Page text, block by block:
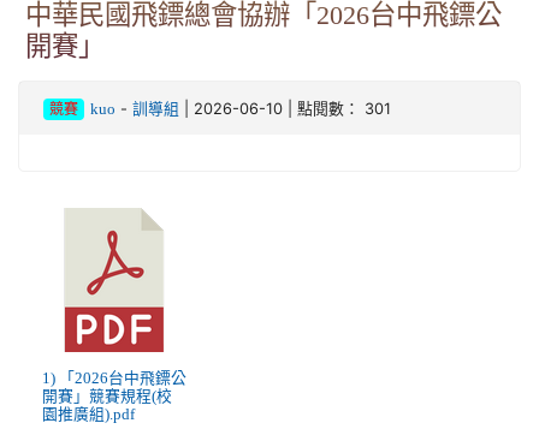
中華民國飛鏢總會協辦「2026台中飛鏢公
開賽」
競賽 kuo - 訓導組 | 2026-06-10 | 點閱數： 301
1) 「2026台中飛鏢公
開賽」競賽規程(校
園推廣組).pdf